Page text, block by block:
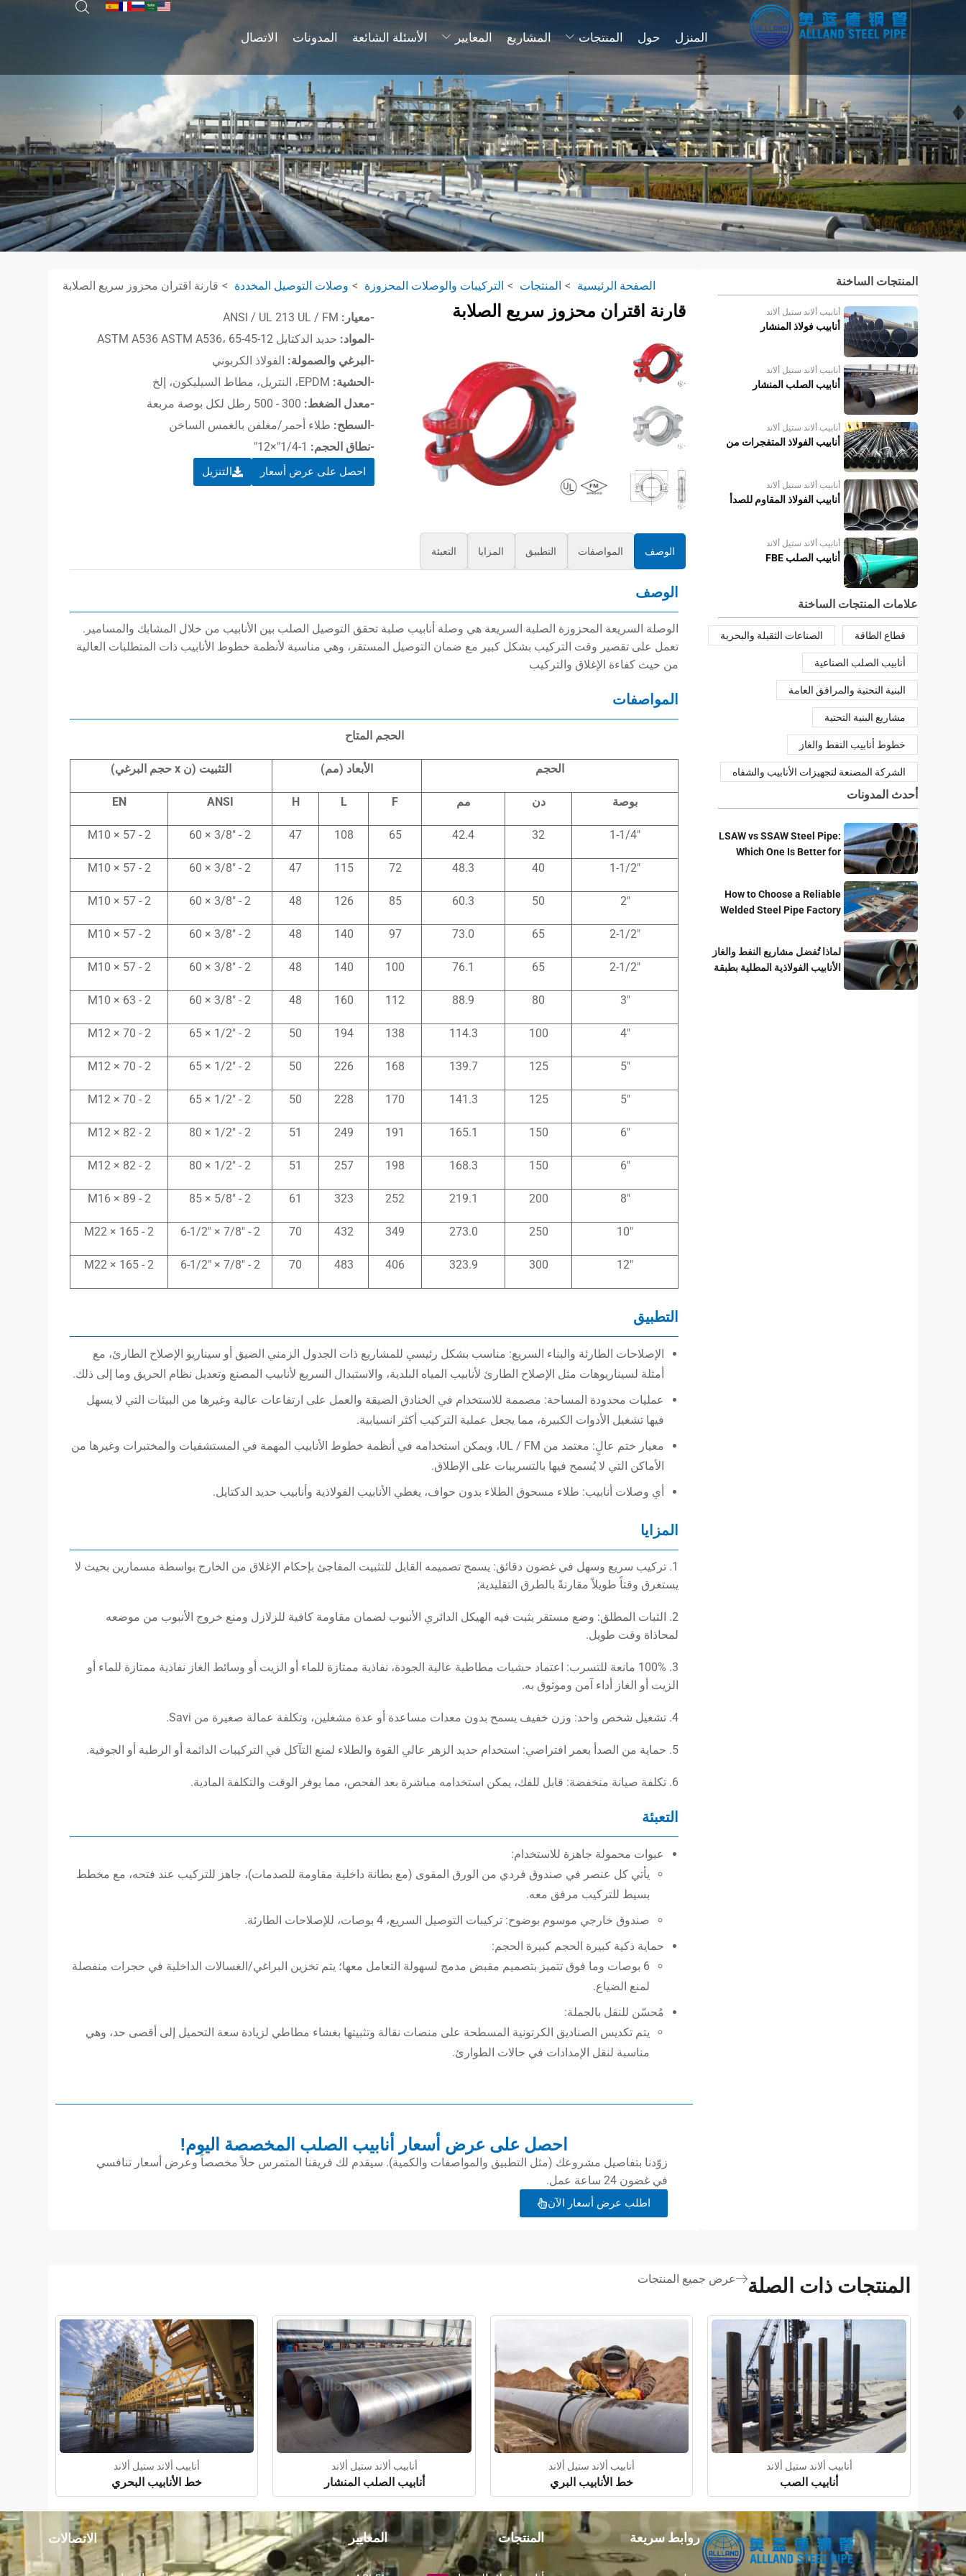
المنزل حول المنتجات المشاريع المعايير الأسئلة الشائعة المدونات الاتصال
المنتجات الساخنة
أنابيب ألاند ستيل ألاند
أنابيب فولاذ المنشار
أنابيب ألاند ستيل ألاند
أنابيب الصلب المنشار
أنابيب ألاند ستيل ألاند
أنابيب الفولاذ المتفجرات من
أنابيب ألاند ستيل ألاند
أنابيب الفولاذ المقاوم للصدأ
أنابيب ألاند ستيل ألاند
أنابيب الصلب FBE
علامات المنتجات الساخنة
قطاع الطاقة الصناعات الثقيلة والبحرية
أنابيب الصلب الصناعية
البنية التحتية والمرافق العامة
مشاريع البنية التحتية
خطوط أنابيب النفط والغاز
الشركة المصنعة لتجهيزات الأنابيب والشفاه
أحدث المدونات
LSAW vs SSAW Steel Pipe:
Which One Is Better for
How to Choose a Reliable
Welded Steel Pipe Factory
لماذا تُفضل مشاريع النفط والغاز
الأنابيب الفولاذية المطلية بطبقة
الصفحة الرئيسية المنتجات التركيبات والوصلات المحزوزة وصلات التوصيل المخددة قارنة اقتران محزوز سريع الصلابة
قارنة اقتران محزوز سريع الصلابة -معيار:
-المواد: حديد الدكتايل ASTM A536 ASTM A536، 65-45-12
-البرغي والصمولة: الفولاذ الكربوني
-الحشية:
-معدل الضغط:
-السطح: طلاء أحمر/مغلفن بالغمس الساخن
-نطاق الحجم:
احصل على عرض أسعار التنزيل
الوصف المواصفات التطبيق المزايا التعبئة
الوصف
الوصلة السريعة المحزوزة الصلبة السريعة هي وصلة أنابيب صلبة تحقق التوصيل الصلب بين الأنابيب من خلال المشابك والمسامير.
تعمل على تقصير وقت التركيب بشكل كبير مع ضمان التوصيل المستقر، وهي مناسبة لأنظمة خطوط الأنابيب ذات المتطلبات العالية
من حيث كفاءة الإغلاق والتركيب
المواصفات
الحجم المتاح
الحجم الأبعاد (مم) التثبيت (ن xحجم البرغي)
بوصة دن مم F
L
H
ANSI
EN
1-1/4″
32
42.4
65
108
47
2 - 3/8″ × 60
2 - M10 × 57
1-1/2″
40
48.3
72
115
47
2 - 3/8″ × 60
2 - M10 × 57
2″
50
60.3
85
126
48
2 - 3/8″ × 60
2 - M10 × 57
2-1/2″
65
73.0
97
140
48
2 - 3/8″ × 60
2 - M10 × 57
2-1/2″
65
76.1
100
140
48
2 - 3/8″ × 60
2 - M10 × 57
3″
80
88.9
112
160
48
2 - 3/8″ × 60
2 - M10 × 63
4″
100
114.3
138
194
50
2 - 1/2″ × 65
2 - M12 × 70
5″
125
139.7
168
226
50
2 - 1/2″ × 65
2 - M12 × 70
5″
125
141.3
170
228
50
2 - 1/2″ × 65
2 - M12 × 70
6″
150
165.1
191
249
51
2 - 1/2″ × 80
2 - M12 × 82
6″
150
168.3
198
257
51
2 - 1/2″ × 80
2 - M12 × 82
8″
200
219.1
252
323
61
2 - 5/8″ × 85
2 - M16 × 89
10″
250
273.0
349
432
70
2 - 7/8″ × 6-1/2″
2 - M22 × 165
12″
300
323.9
406
483
70
2 - 7/8″ × 6-1/2″
2 - M22 × 165
التطبيق
الإصلاحات الطارئة والبناء السريع: مناسب بشكل رئيسي للمشاريع ذات الجدول الزمني الضيق أو سيناريو الإصلاح الطارئ، مع
أمثلة لسيناريوهات مثل الإصلاح الطارئ لأنابيب المياه البلدية، والاستبدال السريع لأنابيب المصنع وتعديل نظام الحريق وما إلى ذلك.
عمليات محدودة المساحة: مصممة للاستخدام في الخنادق الضيقة والعمل على ارتفاعات عالية وغيرها من البيئات التي لا يسهل
فيها تشغيل الأدوات الكبيرة، مما يجعل عملية التركيب أكثر انسيابية.
معيار ختم عالٍ: معتمد من UL / FM، ويمكن استخدامه في أنظمة خطوط الأنابيب المهمة في المستشفيات والمختبرات وغيرها من
الأماكن التي لا يُسمح فيها بالتسريبات على الإطلاق.
أي وصلات أنابيب: طلاء مسحوق الطلاء بدون حواف، يغطي الأنابيب الفولاذية وأنابيب حديد الدكتايل.
المزايا
1. تركيب سريع وسهل في غضون دقائق: يسمح تصميمه القابل للتثبيت المفاجئ بإحكام الإغلاق من الخارج بواسطة مسمارين بحيث لا
يستغرق وقتاً طويلاً مقارنةً بالطرق التقليدية;
2. الثبات المطلق: وضع مستقر يثبت فيه الهيكل الدائري الأنبوب لضمان مقاومة كافية للزلازل ومنع خروج الأنبوب من موضعه
لمحاذاة وقت طويل.
3. 100% مانعة للتسرب: اعتماد حشيات مطاطية عالية الجودة، نفاذية ممتازة للماء أو الزيت أو وسائط الغاز نفاذية ممتازة للماء أو
الزيت أو الغاز أداء آمن وموثوق به.
4. تشغيل شخص واحد: وزن خفيف يسمح بدون معدات مساعدة أو عدة مشغلين، وتكلفة عمالة صغيرة من Savi.
5. حماية من الصدأ بعمر افتراضي: استخدام حديد الزهر عالي القوة والطلاء لمنع التآكل في التركيبات الدائمة أو الرطبة أو الجوفية.
6. تكلفة صيانة منخفضة: قابل للفك، يمكن استخدامه مباشرة بعد الفحص، مما يوفر الوقت والتكلفة المادية.
التعبئة
عبوات محمولة جاهزة للاستخدام:
يأتي كل عنصر في صندوق فردي من الورق المقوى (مع بطانة داخلية مقاومة للصدمات)، جاهز للتركيب عند فتحه، مع مخطط
بسيط للتركيب مرفق معه.
صندوق خارجي موسوم بوضوح: تركيبات التوصيل السريع، 4 بوصات، للإصلاحات الطارئة.
حماية ذكية كبيرة الحجم كبيرة الحجم:
6 بوصات وما فوق تتميز بتصميم مقبض مدمج لسهولة التعامل معها؛ يتم تخزين البراغي/الغسالات الداخلية في حجرات منفصلة
لمنع الضياع.
مُحسّن للنقل بالجملة:
يتم تكديس الصناديق الكرتونية المسطحة على منصات نقالة وتثبيتها بغشاء مطاطي لزيادة سعة التحميل إلى أقصى حد، وهي
مناسبة لنقل الإمدادات في حالات الطوارئ.
احصل على عرض أسعار أنابيب الصلب المخصصة اليوم!
زوّدنا بتفاصيل مشروعك (مثل التطبيق والمواصفات والكمية). سيقدم لك فريقنا المتمرس حلاً مخصصاً وعرض أسعار تنافسي
في غضون 24 ساعة عمل.
اطلب عرض أسعار الآن
المنتجات ذات الصلة عرض جميع المنتجات
أنابيب ألاند ستيل ألاند
أنابيب الصب
أنابيب ألاند ستيل ألاند
خط الأنابيب البري
أنابيب ألاند ستيل ألاند
أنابيب الصلب المنشار
أنابيب ألاند ستيل ألاند
خط الأنابيب البحري
روابط سريعة المنتجات المعايير الاتصالات